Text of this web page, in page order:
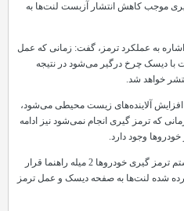
موجب کاهش انتشار آزبست لنت‌ها به
به عملکرد ترمز، گفت: زمانی که عمل
دیسک چرخ درگیر می‌شود در نتیجه
خواهد شد.
آلاینده‌های زیست محیطی می‌شود،
که ترمز گیری انجام نمی‌شود نیز ادامه
وجود دارد.
رسولی در این باره توضیح داد: در سیستم ترمز گیری خودروها 2 میله راهنما قرار
شده لنت‌ها به صفحه دیسک و عمل ترمز